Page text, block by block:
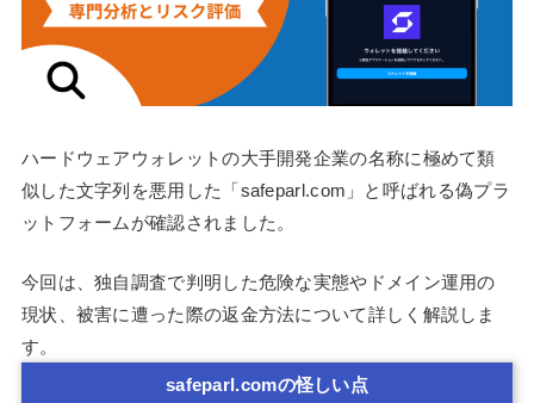
ハードウェアウォレットの大手開発企業の名称に極めて類
似した文字列を悪用した「safeparl.com」と呼ばれる偽プラ
ットフォームが確認されました。
今回は、独自調査で判明した危険な実態やドメイン運用の
現状、被害に遭った際の返金方法について詳しく解説しま
す。
safeparl.comの怪しい点